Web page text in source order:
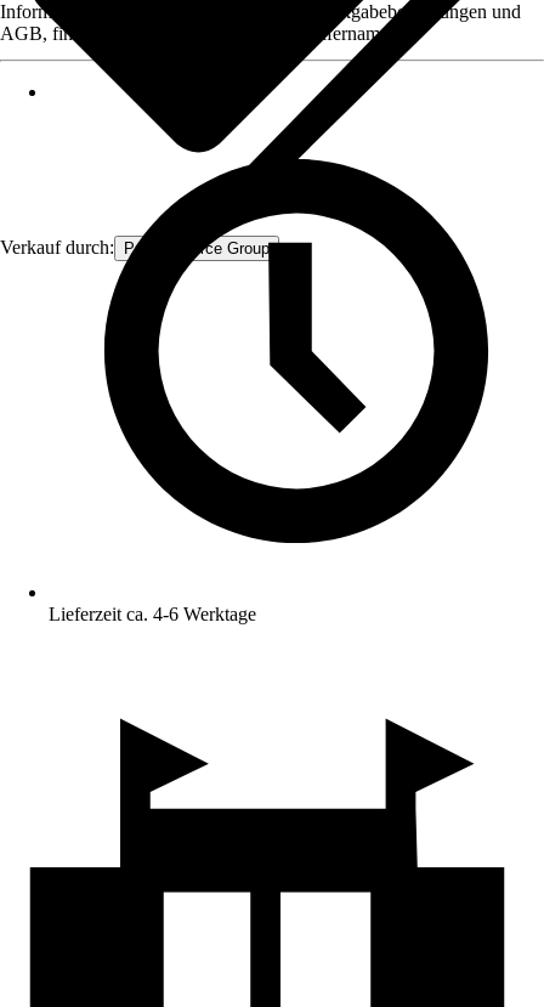
Verkauf durch: Procommerce Group
Informationen des Verkäufers, wie z. B. Rückgabebedingungen und
AGB, finden Sie bei Klick auf den Verkäufernamen.
Lieferzeit ca. 4-6 Werktage